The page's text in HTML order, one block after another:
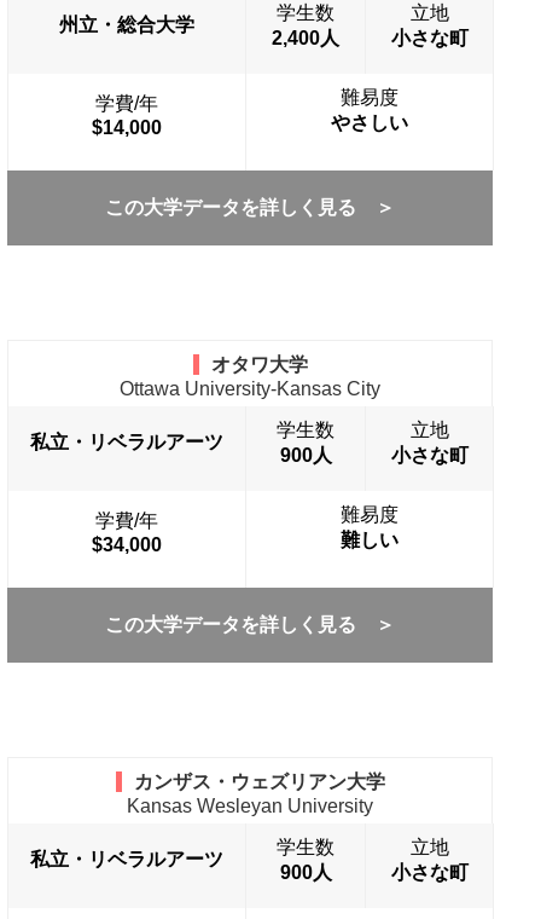
州立・総合大学
学生数
2,400人
立地
小さな町
学費/年
$14,000
難易度
やさしい
この大学データを詳しく見る ＞
オタワ大学
Ottawa University-Kansas City
私立・リベラルアーツ
学生数
900人
立地
小さな町
学費/年
$34,000
難易度
難しい
この大学データを詳しく見る ＞
カンザス・ウェズリアン大学
Kansas Wesleyan University
私立・リベラルアーツ
学生数
900人
立地
小さな町